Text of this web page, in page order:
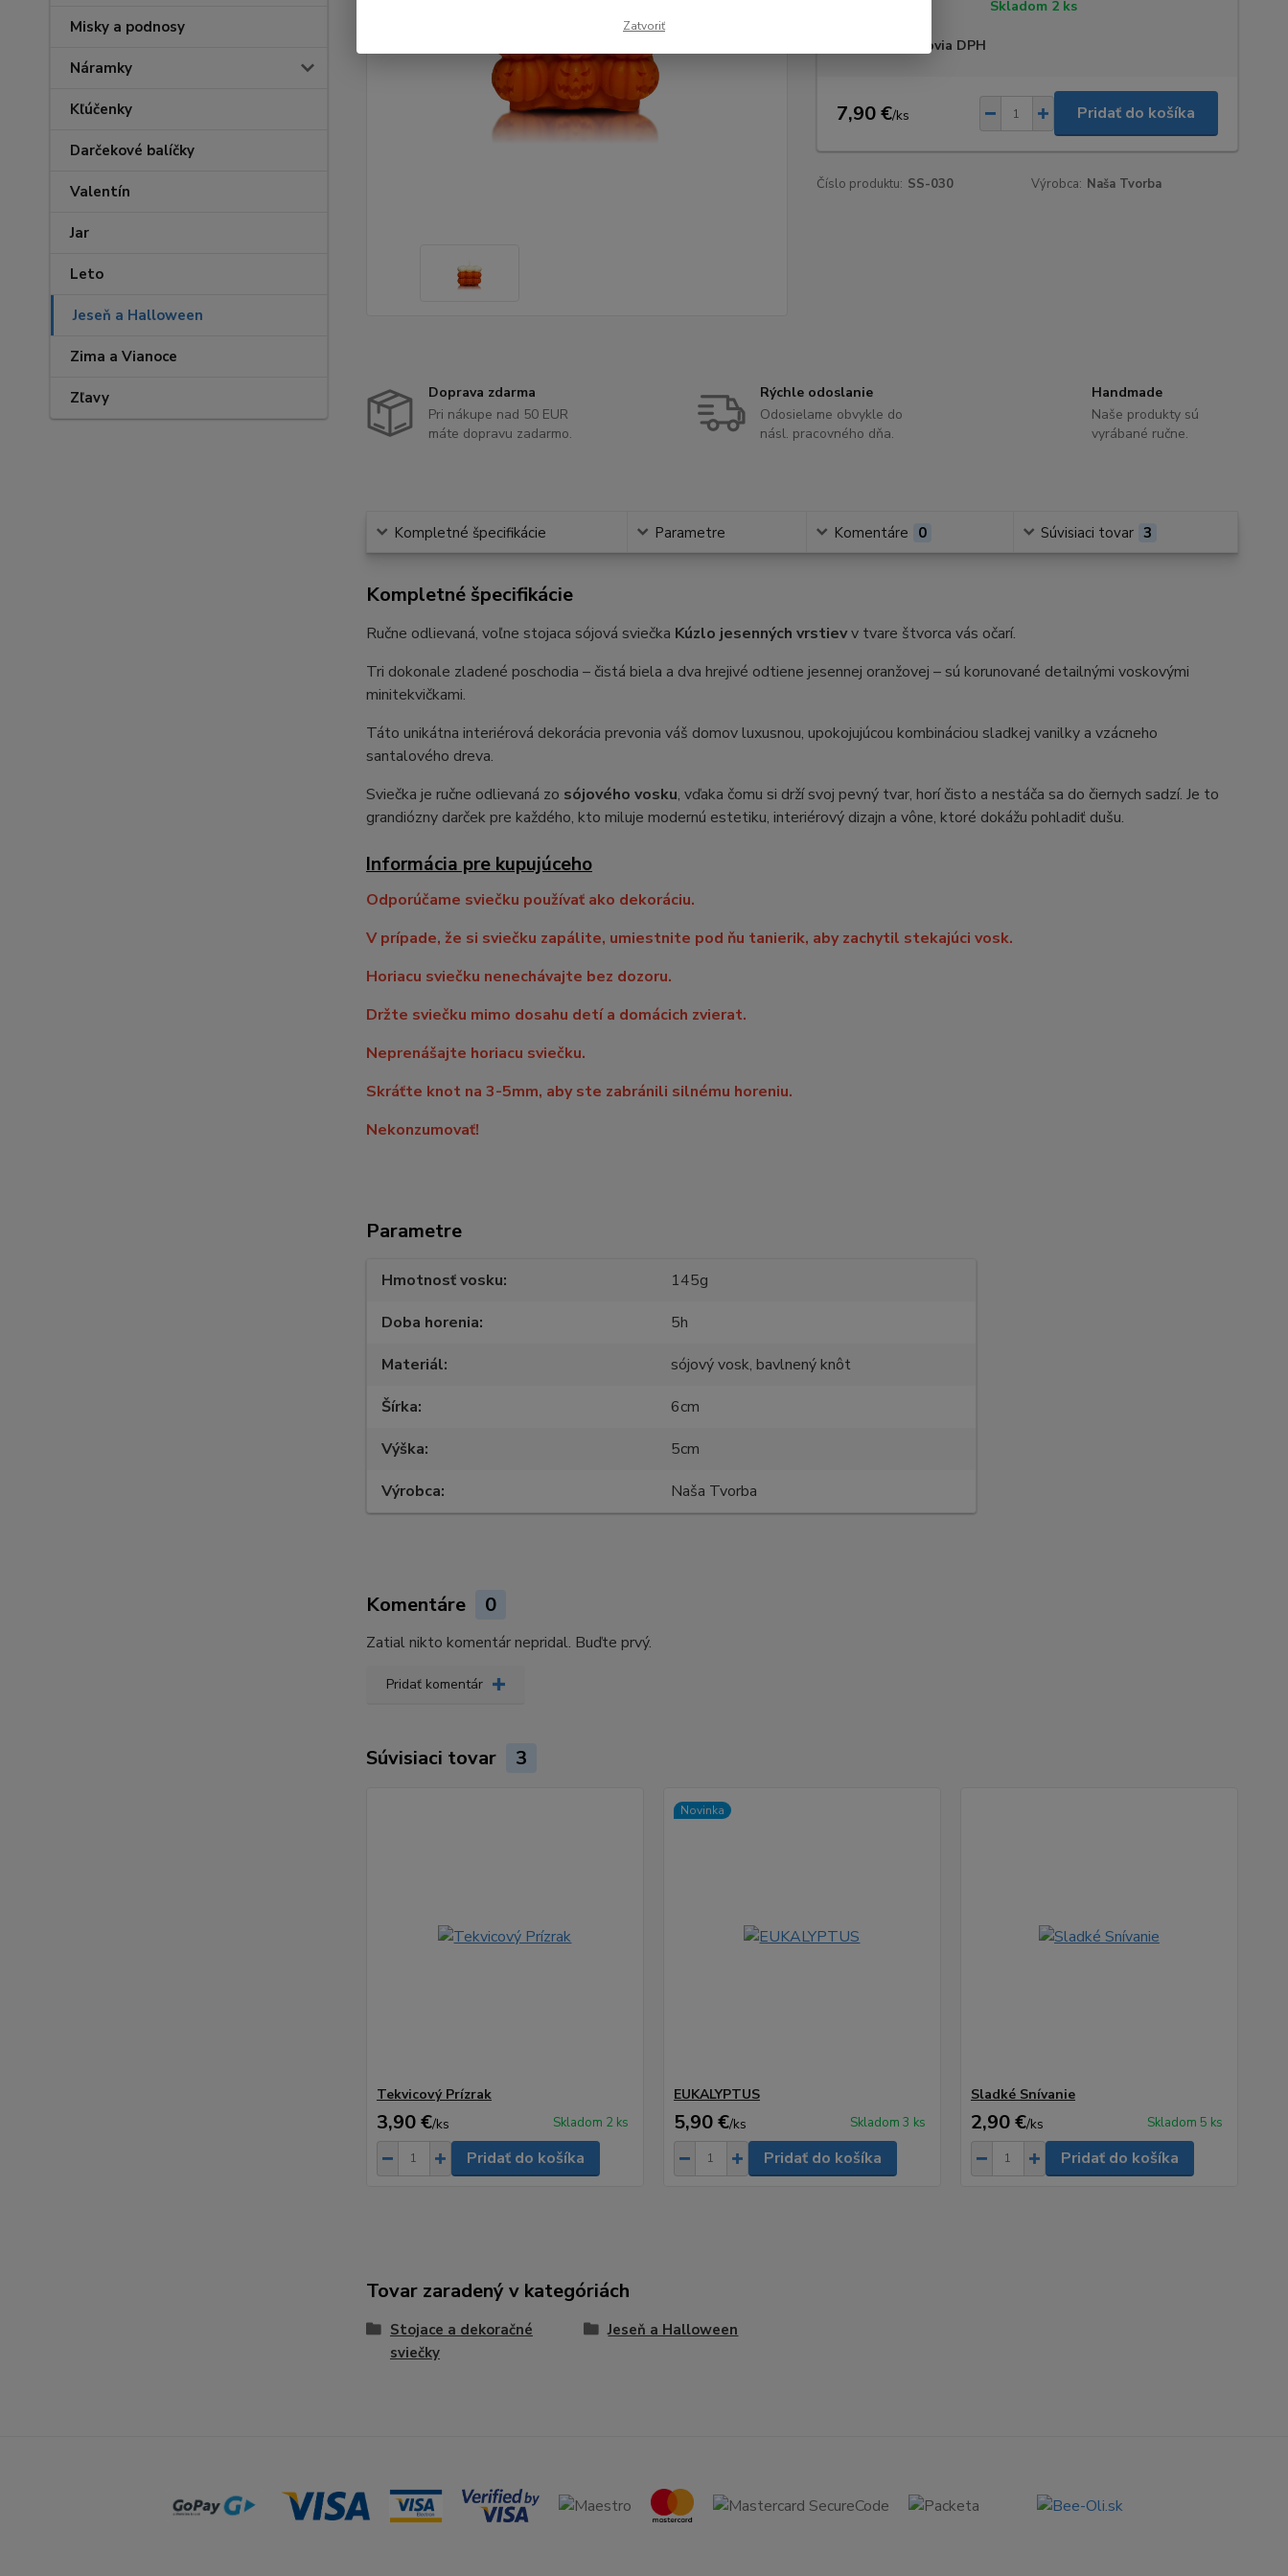
Misky a podnosy
Náramky
Kľúčenky
Darčekové balíčky
Valentín
Jar
Leto
Jeseň a Halloween
Zima a Vianoce
Zľavy
Skladom 2 ks
Nie sme platcovia DPH
7,90 €/ks Pridať do košíka
Číslo produktu: SS-030 Výrobca: Naša Tvorba
Doprava zdarma
Pri nákupe nad 50 EUR
máte dopravu zadarmo.
Rýchle odoslanie
Odosielame obvykle do
násl. pracovného dňa.
Handmade
Naše produkty sú
vyrábané ručne.
Kompletné špecifikácie Parametre Komentáre 0 Súvisiaci tovar 3
Kompletné špecifikácie
Ručne odlievaná, voľne stojaca sójová sviečka Kúzlo jesenných vrstievv tvare štvorca vás očarí.
Tri dokonale zladené poschodia – čistá biela a dva hrejivé odtiene jesennej oranžovej – sú korunované detailnými voskovými
minitekvičkami.
Táto unikátna interiérová dekorácia prevonia váš domov luxusnou, upokojujúcou kombináciou sladkej vanilky a vzácneho
santalového dreva.
Sviečka je ručne odlievaná zo sójového vosku, vďaka čomu si drží svoj pevný tvar, horí čisto a nestáča sa do čiernych sadzí. Je to
grandiózny darček pre každého, kto miluje modernú estetiku, interiérový dizajn a vône, ktoré dokážu pohladiť dušu.
Informácia pre kupujúceho
Odporúčame sviečku používať ako dekoráciu.
V prípade, že si sviečku zapálite, umiestnite pod ňu tanierik, aby zachytil stekajúci vosk.
Horiacu sviečku nenechávajte bez dozoru.
Držte sviečku mimo dosahu detí a domácich zvierat.
Neprenášajte horiacu sviečku.
Skráťte knot na 3-5mm, aby ste zabránili silnému horeniu.
Nekonzumovať!
Parametre
Hmotnosť vosku
145g
Doba horenia
5h
Materiál
sójový vosk, bavlnený knôt
Šírka
6cm
Výška
5cm
Výrobca
Naša Tvorba
Komentáre 0
Zatial nikto komentár nepridal. Buďte prvý.
Pridať komentár
Súvisiaci tovar 3
Tekvicový Prízrak
3,90 €/ks Skladom 2 ks
Pridať do košíka
Novinka
EUKALYPTUS
5,90 €/ks Skladom 3 ks
Pridať do košíka
Sladké Snívanie
2,90 €/ks Skladom 5 ks
Pridať do košíka
Tovar zaradený v kategóriách
Stojace a dekoračné
sviečky
Jeseň a Halloween
Zatvoriť